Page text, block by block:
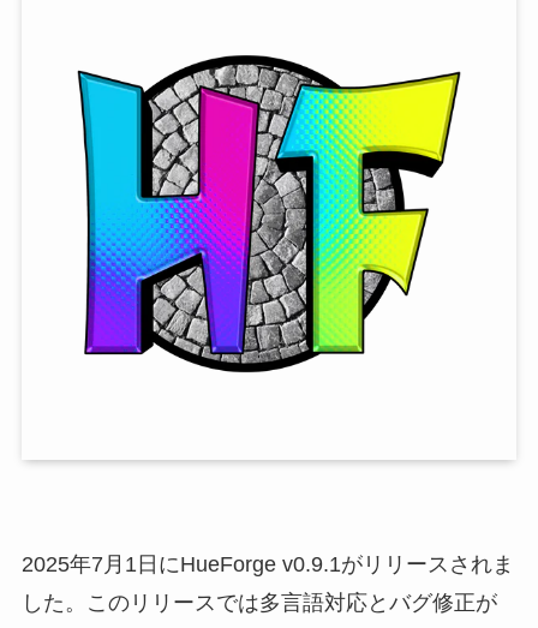
2025年7月1日にHueForge v0.9.1がリリースされま
した。このリリースでは多言語対応とバグ修正が